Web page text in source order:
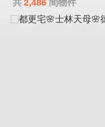
共 2,486 間物件